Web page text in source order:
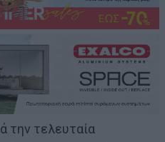
την τελευταία